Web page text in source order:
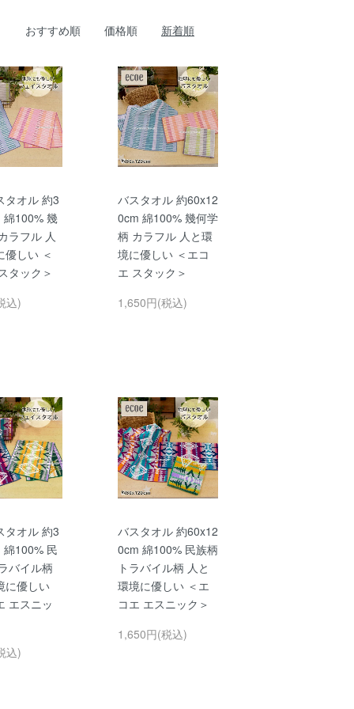
おすすめ順 価格順 新着順
タオル 約3
綿100% 幾
ラフル 人
優しい ＜
タック＞
込)
バスタオル 約60x12
0cm 綿100% 幾何学
柄 カラフル 人と環
境に優しい ＜エコ
エ スタック＞
1,650円(税込)
タオル 約3
100% 民
バイル柄
に優しい
エスニッ
込)
バスタオル 約60x12
0cm 綿100% 民族柄
トラバイル柄 人と
環境に優しい ＜エ
コエ エスニック＞
1,650円(税込)